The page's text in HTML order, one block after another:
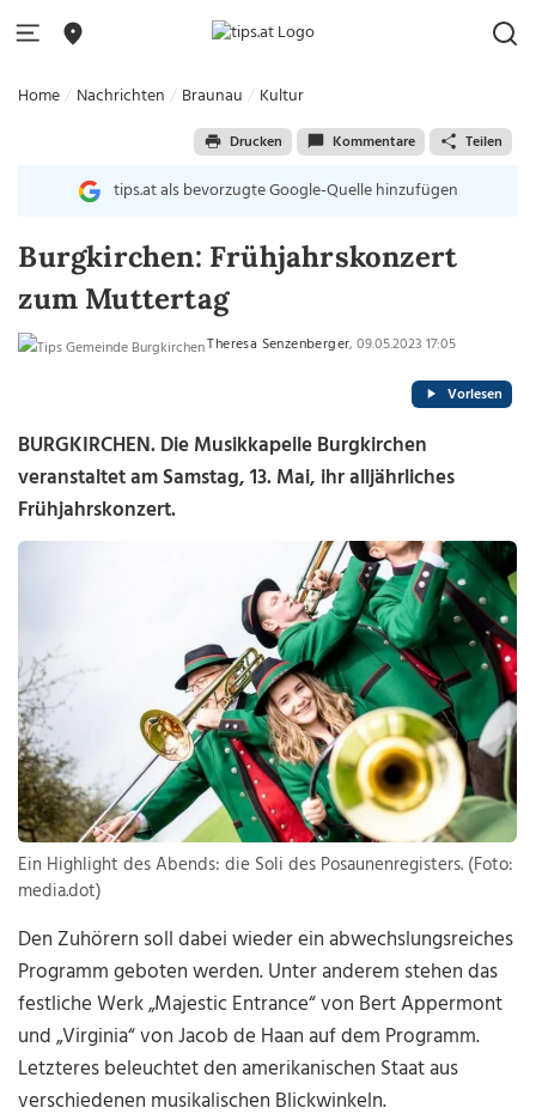
Home Nachrichten Braunau Kultur
Drucken Kommentare Teilen
tips.at als bevorzugte Google-Quelle hinzufügen
Burgkirchen: Frühjahrskonzert
zum Muttertag
Theresa Senzenberger, 09.05.2023 17:05
Vorlesen
BURGKIRCHEN.Die Musikkapelle Burgkirchen
veranstaltet am Samstag, 13. Mai, ihr alljährliches
Frühjahrskonzert.
Ein Highlight des Abends: die Soli des Posaunenregisters. (Foto:
media.dot)
Den Zuhörern soll dabei wieder ein abwechslungsreiches
Programm geboten werden. Unter anderem stehen das
festliche Werk „Majestic Entrance“ von Bert Appermont
und „Virginia“ von Jacob de Haan auf dem Programm.
Letzteres beleuchtet den amerikanischen Staat aus
verschiedenen musikalischen Blickwinkeln.